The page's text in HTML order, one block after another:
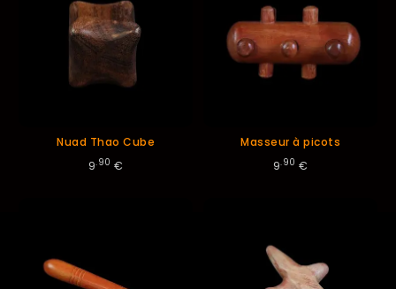
Nuad Thao Cube
9.90 €
Masseur à picots
9.90 €